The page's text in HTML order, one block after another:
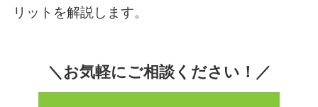
リットを解説します。
＼お気軽にご相談ください！／